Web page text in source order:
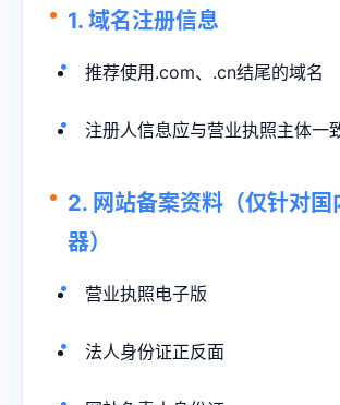
1. 域名注册信息
推荐使用.com、.cn结尾的域名
注册人信息应与营业执照主体一
2. 网站备案资料（仅针对国
器）
营业执照电子版
法人身份证正反面